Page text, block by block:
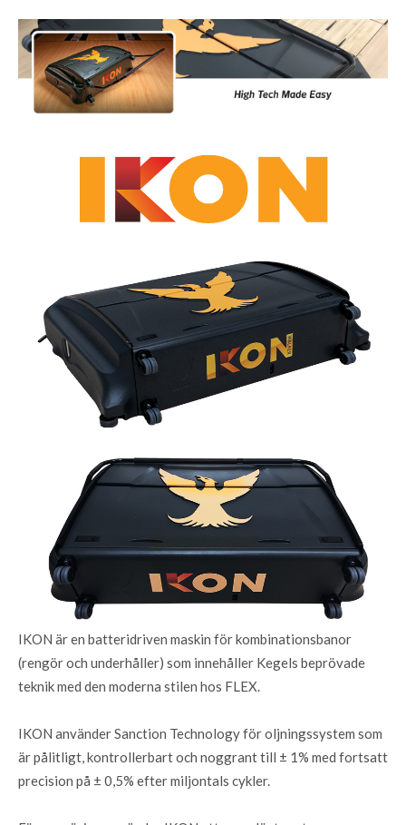
IKON är en batteridriven maskin för kombinationsbanor
(rengör och underhåller) som innehåller Kegels beprövade
teknik med den moderna stilen hos FLEX.
IKON använder Sanction Technology för oljningssystem som
är pålitligt, kontrollerbart och noggrant till ± 1% med fortsatt
precision på ± 0,5% efter miljontals cykler.